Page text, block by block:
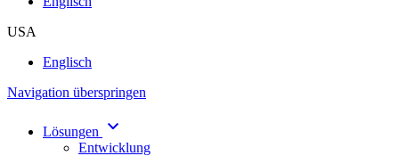
USA
Englisch
Navigation überspringen
Lösungen
Entwicklung